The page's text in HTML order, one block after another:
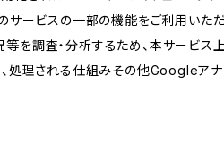
サービスの一部の機能をご利用いた
況等を調査・分析するため、本サー
処理される仕組みその他Googleアナ